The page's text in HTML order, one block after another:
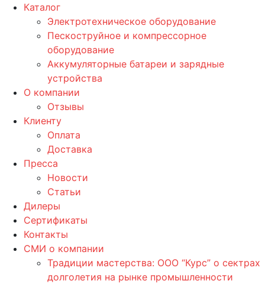
Каталог
Электротехническое оборудование
Пескоструйное и компрессорное
оборудование
Аккумуляторные батареи и зарядные
устройства
О компании
Отзывы
Клиенту
Оплата
Доставка
Пресса
Новости
Статьи
Дилеры
Сертификаты
Контакты
СМИ о компании
Традиции мастерства: ООО “Курс” о сектрах
долголетия на рынке промышленности